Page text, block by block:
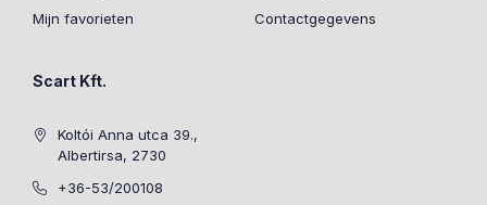
Mijn favorieten
Contactgegevens
Scart Kft.
Koltói Anna utca 39.,
Albertirsa, 2730
+36-53/200108